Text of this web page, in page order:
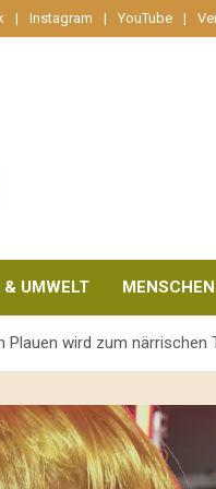
Instagram YouTube
& UMWELT MENSCHEN
Plauen wird zum närrischen